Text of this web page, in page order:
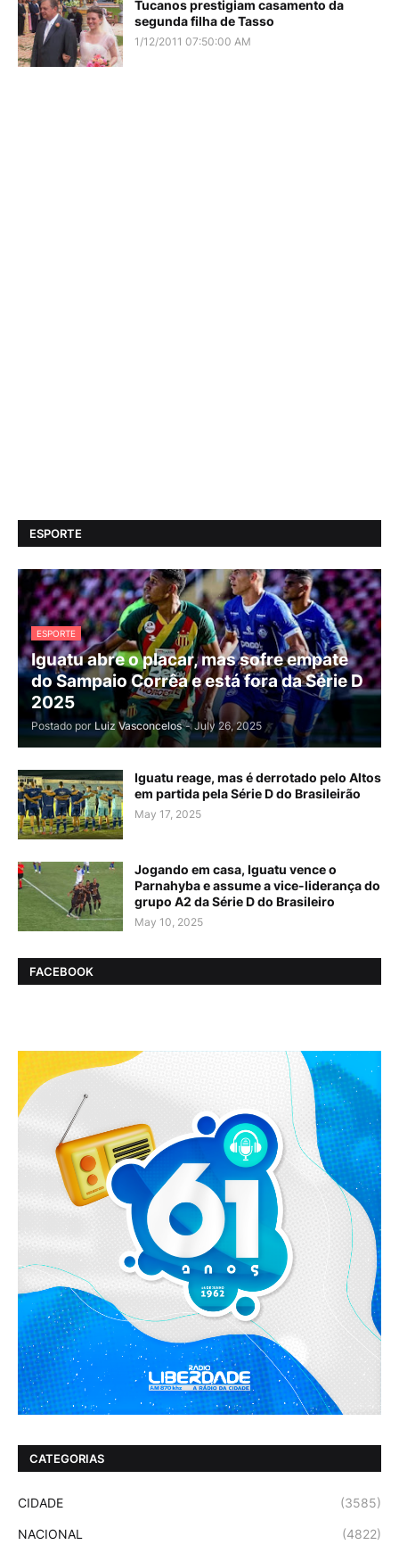
Tucanos prestigiam casamento da
segunda filha de Tasso
1/12/2011 07:50:00 AM
ESPORTE
ESPORTE
Iguatu abre o placar, mas sofre empate
do Sampaio Corrêa e está fora da Série D
2025
Postado por Luiz Vasconcelos - July 26, 2025
Iguatu reage, mas é derrotado pelo Altos
em partida pela Série D do Brasileirão
May 17, 2025
Jogando em casa, Iguatu vence o
Parnahyba e assume a vice-liderança do
grupo A2 da Série D do Brasileiro
May 10, 2025
FACEBOOK
CATEGORIAS
CIDADE (3585)
NACIONAL (4822)